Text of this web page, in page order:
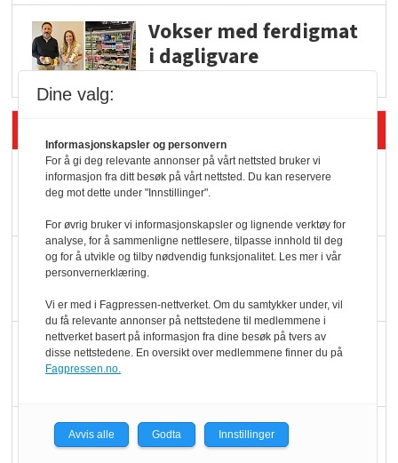
Vokser med ferdigmat
i dagligvare
Rema-flaggskip
dundrer videre
Slik opprettholdes
Færre varer, men fulle
KI lager mat i butikken
Dine valg:
Informasjonskapsler og personvern
For å gi deg relevante annonser på vårt nettsted bruker vi
informasjon fra ditt besøk på vårt nettsted. Du kan reservere
deg mot dette under "Innstillinger".
For øvrig bruker vi informasjonskapsler og lignende verktøy for
analyse, for å sammenligne nettlesere, tilpasse innhold til deg
og for å utvikle og tilby nødvendig funksjonalitet. Les mer i vår
personvernerklæring.
Vi er med i Fagpressen-nettverket. Om du samtykker under, vil
du få relevante annonser på nettstedene til medlemmene i
nettverket basert på informasjon fra dine besøk på tvers av
disse nettstedene. En oversikt over medlemmene finner du på
Fagpressen.no.
Avvis alle Godta Innstillinger